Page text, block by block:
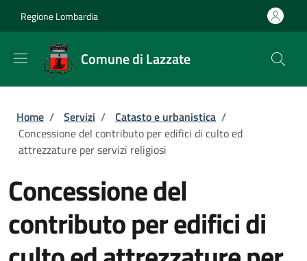
Regione Lombardia
Comune di Lazzate
Briciole di pane
Home / Servizi / Catasto e urbanistica /
Concessione del contributo per edifici di culto ed
attrezzature per servizi religiosi
Concessione del
contributo per edifici di